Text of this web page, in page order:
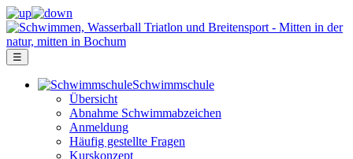
☰
Schwimm­schule
Übersicht
Ab­nah­me Schwimm­ab­zei­chen
Anmeldung
Häufig gestellte Fragen
Kurs­konzept